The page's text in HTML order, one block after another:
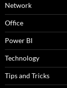
Network
Office
Power BI
Technology
Tips and Tricks